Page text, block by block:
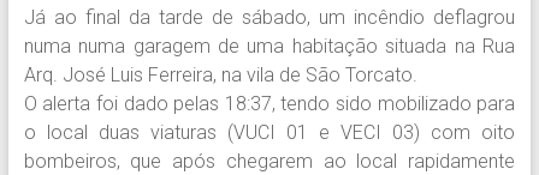
Já ao final da tarde de sábado, um incêndio deflagrou
numa numa garagem de uma habitação situada na Rua
Arq. José Luis Ferreira, na vila de São Torcato.
O alerta foi dado pelas 18:37, tendo sido mobilizado para
o local duas viaturas (VUCI 01 e VECI 03) com oito
bombeiros, que após chegarem ao local rapidamente